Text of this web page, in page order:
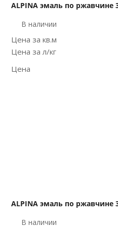
ALPINA эмаль по ржавчине
В наличии
Цена за кв.м
Цена за л/кг
Цена
ALPINA эмаль по ржавчине
В наличии